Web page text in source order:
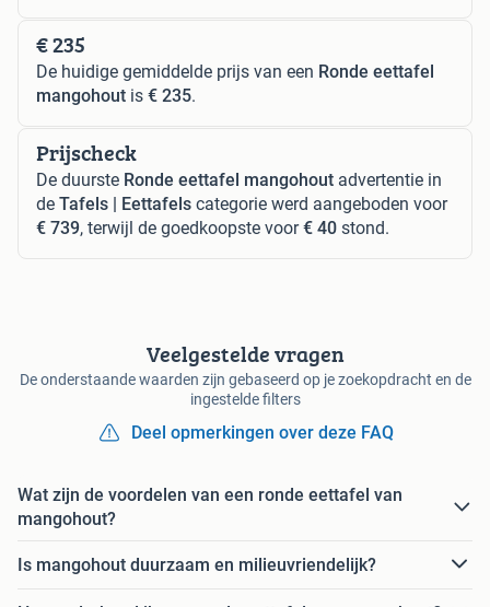
€ 235
De huidige gemiddelde prijs van een Ronde eettafel
mangohout is € 235.
Prijscheck
De duurste Ronde eettafel mangohout advertentie in
de Tafels | Eettafels categorie werd aangeboden voor
€ 739, terwijl de goedkoopste voor€ 40 stond.
Veelgestelde vragen
De onderstaande waarden zijn gebaseerd op je zoekopdracht en de
ingestelde filters
Deel opmerkingen over deze FAQ
Wat zijn de voordelen van een ronde eettafel van
mangohout?
Is mangohout duurzaam en milieuvriendelijk?